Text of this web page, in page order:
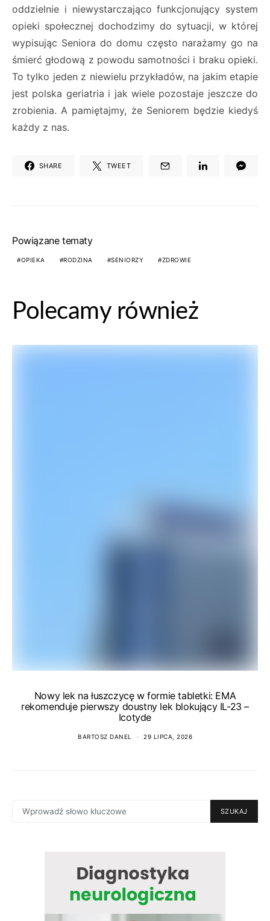
oddzielnie i niewystarczająco funkcjonujący system
opieki społecznej dochodzimy do sytuacji, w której
wypisując Seniora do domu często narażamy go na
śmierć głodową z powodu samotności i braku opieki.
To tylko jeden z niewielu przykładów, na jakim etapie
jest polska geriatria i jak wiele pozostaje jeszcze do
zrobienia. A pamiętajmy, że Seniorem będzie kiedyś
każdy z nas.
SHARE TWEET
Powiązane tematy
OPIEKA RODZINA SENIORZY ZDROWIE
Polecamy również
Nowy lek na łuszczycę w formie tabletki: EMA
rekomenduje pierwszy doustny lek blokujący IL-23 –
Icotyde
BARTOSZ DANEL 29 LIPCA, 2026
FOR:
SZUKAJ